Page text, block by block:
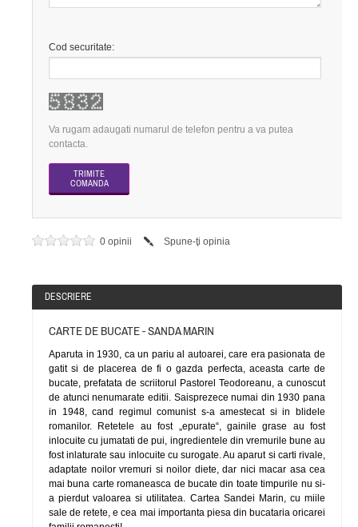
Cod securitate:
Va rugam adaugati numarul de telefon pentru a va putea
contacta.
0 opinii Spune-ţi opinia
DESCRIERE
CARTE DE BUCATE - SANDA MARIN
Aparuta in 1930, ca un pariu al autoarei, care era pasionata de
gatit si de placerea de fi o gazda perfecta, aceasta carte de
bucate, prefatata de scriitorul Pastorel Teodoreanu, a cunoscut
de atunci nenumarate editii. Saisprezece numai din 1930 pana
in 1948, cand regimul comunist s-a amestecat si in blidele
romanilor. Retetele au fost „epurate“, gainile grase au fost
inlocuite cu jumatati de pui, ingredientele din vremurile bune au
fost inlaturate sau inlocuite cu surogate. Au aparut si carti rivale,
adaptate noilor vremuri si noilor diete, dar nici macar asa cea
mai buna carte romaneasca de bucate din toate timpurile nu si-
a pierdut valoarea si utilitatea. Cartea Sandei Marin, cu miile
sale de retete, e cea mai importanta piesa din bucataria oricarei